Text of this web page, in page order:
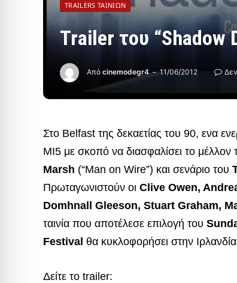
TRAILERS ΤΑΙΝΙΏΝ
Trailer του “Shadow
Από cinemodegr4 11/06/2012
Στο Belfast της δεκαετίας του 90, ενα
MI5 με σκοπό να διασφαλίσει το μέλλον
Marsh (“Man on Wire”) και σενάριο του
Πρωταγωνιστούν οι Clive Owen,
Domhnall Gleeson, Stuart Graham,
ταινία που αποτέλεσε επιλογή του
Festival θα κυκλοφορήσει στην
Δείτε το trailer: